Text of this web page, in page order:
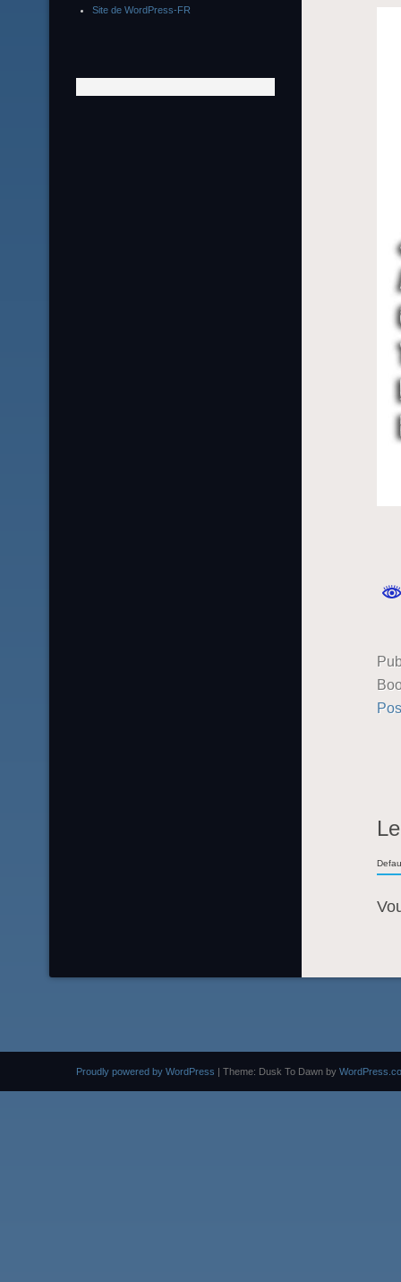
Site de WordPress-FR
Proudly powered by WordPress | Theme: Dusk To Dawn by